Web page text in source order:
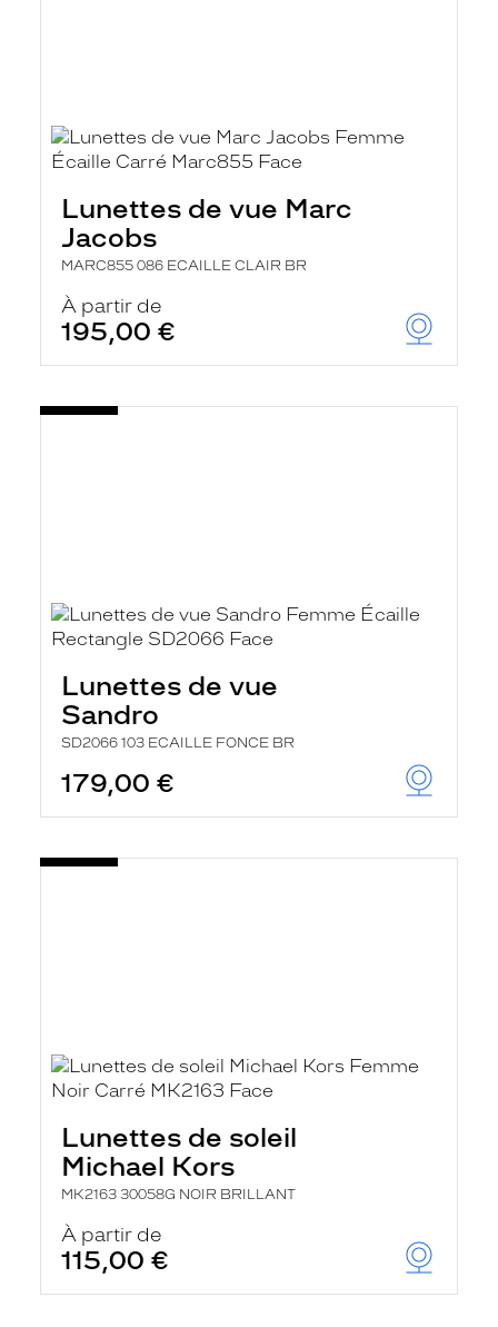
Lunettes de vue Marc
Jacobs
MARC855 086 ECAILLE CLAIR BR
À partir de
195,00 €
Lunettes de vue
Sandro
SD2066 103 ECAILLE FONCE BR
179,00 €
Lunettes de soleil
Michael Kors
MK2163 30058G NOIR BRILLANT
À partir de
115,00 €